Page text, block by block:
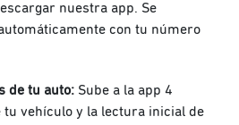
nuestra app. Se
con tu número
de tu auto: Sube a la app 4
tu vehículo y la lectura inicial de